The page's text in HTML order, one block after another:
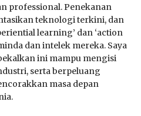
professional. Penekanan
teknologi terkini, dan
learning’ dan ‘action
dan intelek mereka. Saya
ini mampu mengisi
serta berpeluang
masa depan